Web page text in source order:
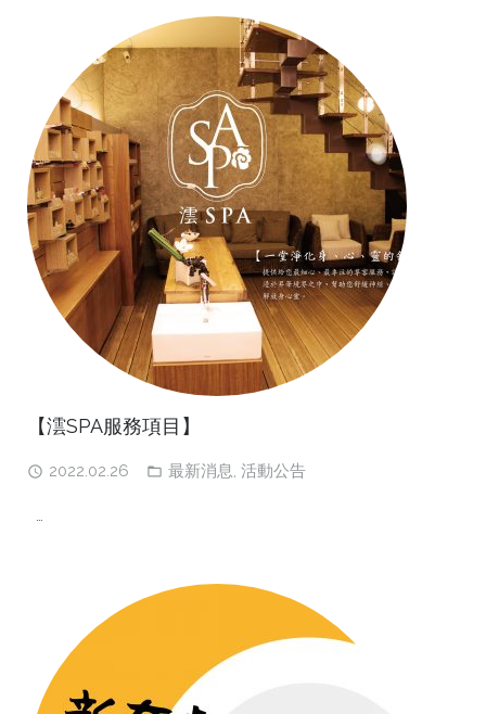
【澐SPA服務項目】
2022.02.26 最新消息, 活動公告
…